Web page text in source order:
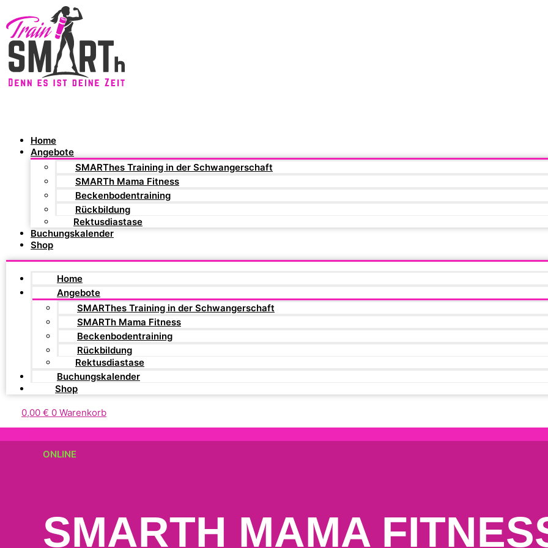
Home
Angebote
SMARThes Training in der Schwangerschaft
SMARTh Mama Fitness
Beckenbodentraining
Rückbildung
Rektusdiastase
Buchungskalender
Shop
Home
Angebote
SMARThes Training in der Schwangerschaft
SMARTh Mama Fitness
Beckenbodentraining
Rückbildung
Rektusdiastase
Buchungskalender
Shop
0,00 € 0 Warenkorb
ONLINE
SMARTH MAMA